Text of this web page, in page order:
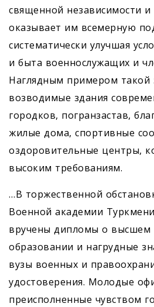
священной независимости и
оказывает им всемерную
систематически улучшая
и быта военнослужащих и
Наглядным примером такой
возводимые здания
городков, погранзастав,
жилые дома, спортивные
оздоровительные центры,
высоким требованиям.
…В торжественной
Военной академии
вручены дипломы о высшем
образовании и нагрудные
вузы военных и
удостоверения. Молодые
преисполненные чувством